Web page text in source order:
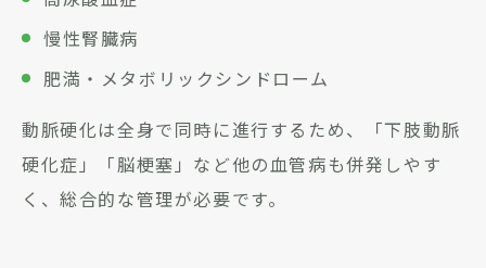
慢性腎臓病
肥満・メタボリックシンドローム
動脈硬化は全身で同時に進行するため、「下肢動脈
硬化症」「脳梗塞」など他の血管病も併発しやす
く、総合的な管理が必要です。